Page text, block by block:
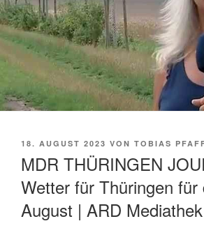
VERÖFFENTLICHT
18. AUGUST 2023 VON TOBIAS
MDR THÜRINGEN
Wetter für Thüringen für
August | ARD Mediathek